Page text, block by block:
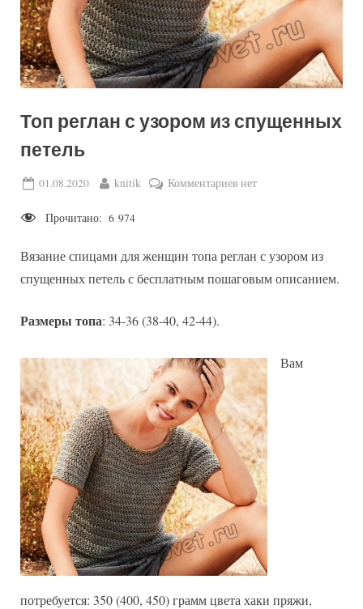
Топ реглан с узором из спущенных
петель
Posted
01.08.2020 By
knitik Комментариевк
с
узором
нет
Прочитано: 6 974
Вязание спицами для женщин топа реглан с узором из
спущенных петель с бесплатным пошаговым описанием.
Размеры топа: 34-36 (38-40, 42-44).
Вам
потребуется: 350 (400, 450) грамм цвета хаки пряжи,